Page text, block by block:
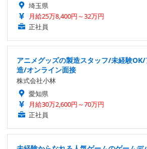
埼玉県
月給25万8,400円～32万円
正社員
アニメグッズの製造スタッフ/未経験
造/オンライン面接
株式会社小林
愛知県
月給30万2,600円～70万円
正社員